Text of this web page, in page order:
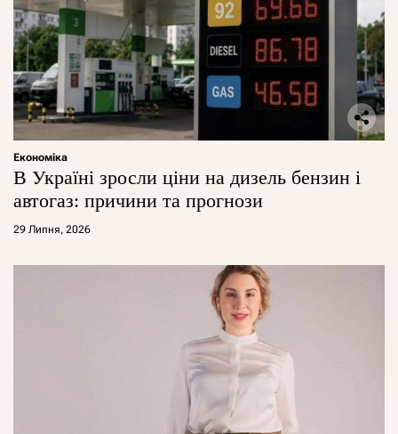
Економіка
В Україні зросли ціни на дизель бензин і
автогаз: причини та прогнози
29 Липня, 2026